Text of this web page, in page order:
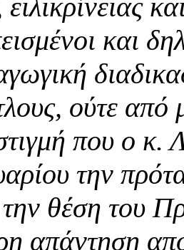
ειλικρίνειας
και
ούτε
που ο κ.
την
θέση του
απάντηση